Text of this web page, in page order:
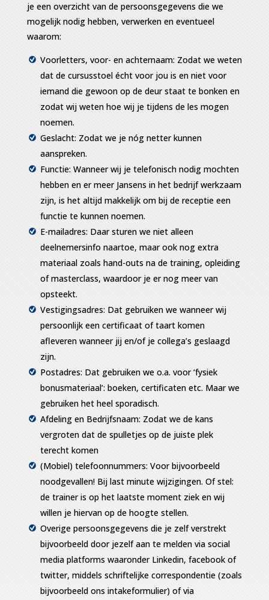
je een overzicht van de persoonsgegevens die we
mogelijk nodig hebben, verwerken en eventueel
waarom:
Voorletters, voor- en achternaam: Zodat we weten
dat de cursusstoel écht voor jou is en niet voor
iemand die gewoon op de deur staat te bonken en
zodat wij weten hoe wij je tijdens de les mogen
noemen.
Geslacht: Zodat we je nóg netter kunnen
aanspreken.
Functie: Wanneer wij je telefonisch nodig mochten
hebben en er meer Jansens in het bedrijf werkzaam
zijn, is het altijd makkelijk om bij de receptie een
functie te kunnen noemen.
E-mailadres: Daar sturen we niet alleen
deelnemersinfo naartoe, maar ook nog extra
materiaal zoals hand-outs na de training, opleiding
of masterclass, waardoor je er nog meer van
opsteekt.
Vestigingsadres: Dat gebruiken we wanneer wij
persoonlijk een certificaat of taart komen
afleveren wanneer jij en/of je collega’s geslaagd
zijn.
Postadres: Dat gebruiken we o.a. voor ‘fysiek
bonusmateriaal’: boeken, certificaten etc. Maar we
gebruiken het heel sporadisch.
Afdeling en Bedrijfsnaam: Zodat we de kans
vergroten dat de spulletjes op de juiste plek
terecht komen
(Mobiel) telefoonnummers: Voor bijvoorbeeld
noodgevallen! Bij last minute wijzigingen. Of stel:
de trainer is op het laatste moment ziek en wij
willen je hiervan op de hoogte stellen.
Overige persoonsgegevens die je zelf verstrekt
bijvoorbeeld door jezelf aan te melden via social
media platforms waaronder Linkedin, facebook of
twitter, middels schriftelijke correspondentie (zoals
bijvoorbeeld ons intakeformulier) of via